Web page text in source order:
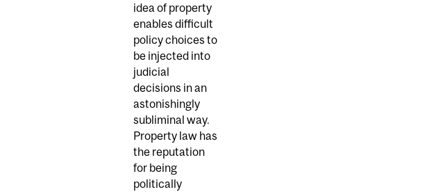
idea of property
enables difficult
policy choices to
be injected into
judicial
decisions in an
astonishingly
subliminal way.
Property law has
the reputation
for being
politically